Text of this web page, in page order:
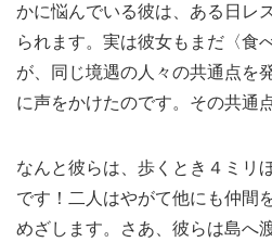
かに悩んでいる彼は、ある日レ
られます。実は彼女もまだ〈食
が、同じ境遇の人々の共通点を
に声をかけたのです。その共通
なんと彼らは、歩くとき４ミリ
です！二人はやがて他にも仲間
めざします。さあ、彼らは島へ